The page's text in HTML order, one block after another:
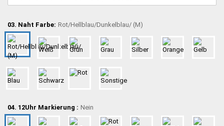
03. Naht Farbe: Rot/Hellblau/Dunkelblau/ (M)
04. 12Uhr Markierung : Nein